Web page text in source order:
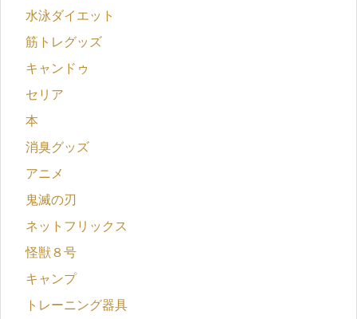
水泳ダイエット
筋トレグッズ
キャンドゥ
セリア
本
消臭グッズ
アニメ
鬼滅の刃
ネットフリックス
怪獣８号
キャンプ
トレーニング器具